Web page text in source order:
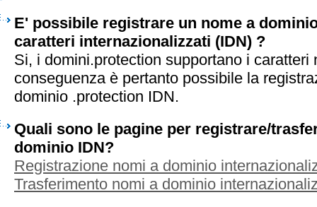
E' possibile registrare un nome a
caratteri internazionalizzati (IDN) ?
Si, i domini.protection supportano i caratteri
conseguenza è pertanto possibile la
dominio .protection IDN.
Quali sono le pagine per registrare/
dominio IDN?
Registrazione nomi a dominio
Trasferimento nomi a dominio